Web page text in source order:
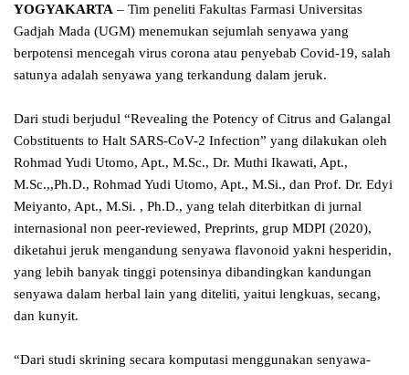
YOGYAKARTA – Tim peneliti Fakultas Farmasi Universitas
Gadjah Mada (UGM) menemukan sejumlah senyawa yang
berpotensi mencegah virus corona atau penyebab Covid-19, salah
satunya adalah senyawa yang terkandung dalam jeruk.
Dari studi berjudul “Revealing the Potency of Citrus and Galangal
Cobstituents to Halt SARS-CoV-2 Infection” yang dilakukan oleh
Rohmad Yudi Utomo, Apt., M.Sc., Dr. Muthi Ikawati, Apt.,
M.Sc.,,Ph.D., Rohmad Yudi Utomo, Apt., M.Si., dan Prof. Dr. Edyi
Meiyanto, Apt., M.Si. , Ph.D., yang telah diterbitkan di jurnal
internasional non peer-reviewed, Preprints, grup MDPI (2020),
diketahui jeruk mengandung senyawa flavonoid yakni hesperidin,
yang lebih banyak tinggi potensinya dibandingkan kandungan
senyawa dalam herbal lain yang diteliti, yaitui lengkuas, secang,
dan kunyit.
“Dari studi skrining secara komputasi menggunakan senyawa-